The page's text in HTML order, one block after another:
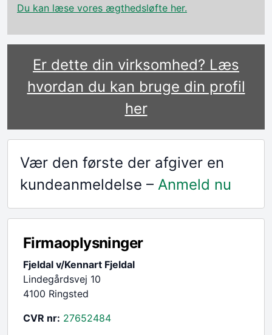
Du kan læse vores ægthedsløfte her.
Er dette din virksomhed? Læs
hvordan du kan bruge din profil
her
Vær den første der afgiver en
kundeanmeldelse – Anmeld nu
Firmaoplysninger
Fjeldal v/Kennart Fjeldal
Lindegårdsvej 10
4100 Ringsted
CVR nr: 27652484